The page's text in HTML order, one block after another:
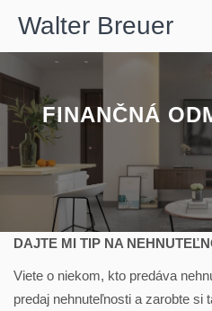
Walter Breuer
FINANČNÁ
DAJTE MI TIP NA
Viete o niekom, kto predáva
predaj nehnuteľnosti a zarobte